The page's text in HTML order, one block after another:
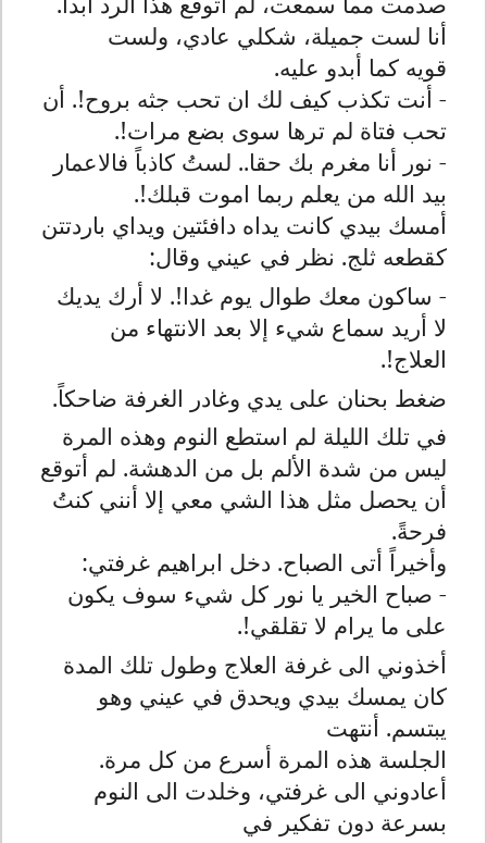
أنا لست جميلة، شكلي عادي، ولست
قويه كما أبدو عليه.
- أنت تكذب كيف لك ان تحب جثه بروح!. أن
تحب فتاة لم ترها سوى بضع مرات!.
- نور أنا مغرم بك حقا.. لستُ كاذباً فالاعمار
بيد الله من يعلم ربما اموت قبلك!.
أمسك بيدي كانت يداه دافئتين ويداي باردتتن
كقطعه ثلج. نظر في عيني وقال:
- ساكون معك طوال يوم غدا!. لا أرك يديك
لا أريد سماع شيء إلا بعد الانتهاء من
العلاج!.
ضغط بحنان على يدي وغادر الغرفة ضاحكاً.
في تلك الليلة لم استطع النوم وهذه المرة
ليس من شدة الألم بل من الدهشة. لم أتوقع
أن يحصل مثل هذا الشي معي إلا أنني كنتُ
فرحةً.
وأخيراً أتى الصباح. دخل ابراهيم غرفتي:
- صباح الخير يا نور كل شيء سوف يكون
على ما يرام لا تقلقي!.
أخذوني الى غرفة العلاج وطول تلك المدة
كان يمسك بيدي ويحدق في عيني وهو
يبتسم. أنتهت
الجلسة هذه المرة أسرع من كل مرة.
أعادوني الى غرفتي، وخلدت الى النوم
بسرعة دون تفكير في